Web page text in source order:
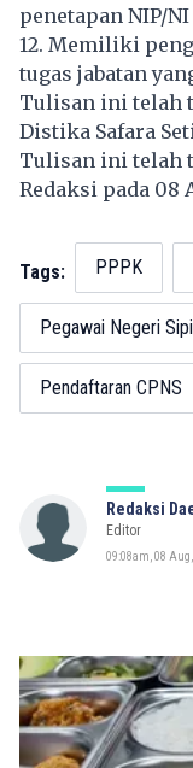
penetapan NIP/NI
12. Memiliki
tugas jabatan
Tulisan ini telah
Distika Safara
Tulisan ini telah
Redaksi pada 08
Tags: PPPK
Pegawai Negeri
Pendaftaran CPNS
Redaksi
Editor
09:08am, 08